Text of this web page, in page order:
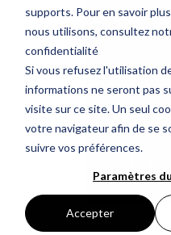
supports. Pour en savoir
nous utilisons, consultez
confidentialité
Si vous refusez l'utilisation
informations ne seront pas
visite sur ce site. Un seul
votre navigateur afin de se
suivre vos préférences.
Paramètres
Accepter